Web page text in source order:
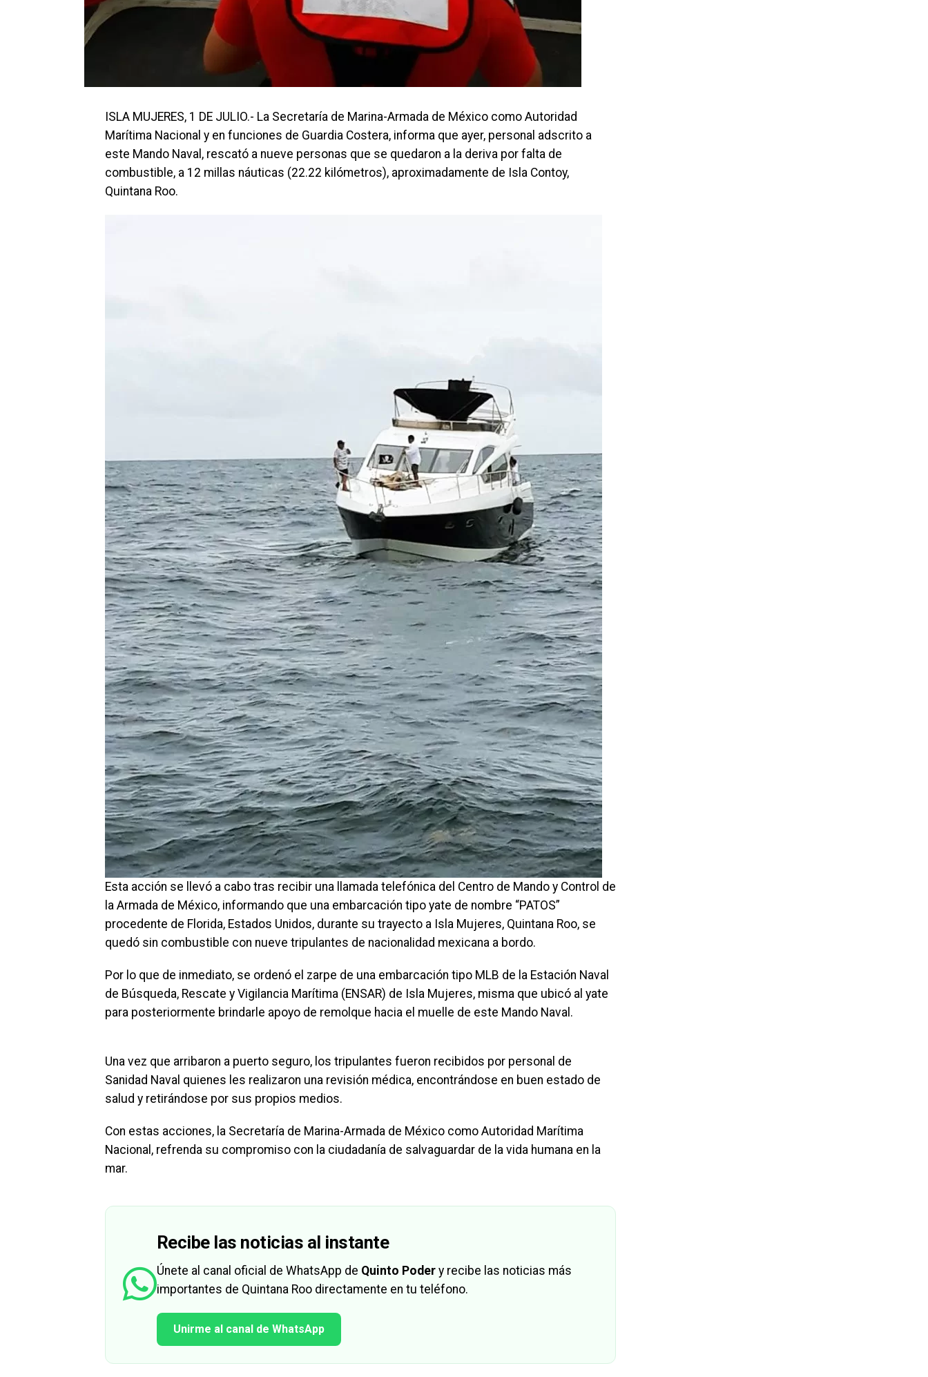
ISLA MUJERES, 1 DE JULIO.- La Secretaría de Marina-Armada de México como Autoridad
Marítima Nacional y en funciones de Guardia Costera, informa que ayer, personal adscrito a
este Mando Naval, rescató a nueve personas que se quedaron a la deriva por falta de
combustible, a 12 millas náuticas (22.22 kilómetros), aproximadamente de Isla Contoy,
Quintana Roo.
Esta acción se llevó a cabo tras recibir una llamada telefónica del Centro de Mando y Control de
la Armada de México, informando que una embarcación tipo yate de nombre “PATOS”
procedente de Florida, Estados Unidos, durante su trayecto a Isla Mujeres, Quintana Roo, se
quedó sin combustible con nueve tripulantes de nacionalidad mexicana a bordo.
Por lo que de inmediato, se ordenó el zarpe de una embarcación tipo MLB de la Estación Naval
de Búsqueda, Rescate y Vigilancia Marítima (ENSAR) de Isla Mujeres, misma que ubicó al yate
para posteriormente brindarle apoyo de remolque hacia el muelle de este Mando Naval.
Una vez que arribaron a puerto seguro, los tripulantes fueron recibidos por personal de
Sanidad Naval quienes les realizaron una revisión médica, encontrándose en buen estado de
salud y retirándose por sus propios medios.
Con estas acciones, la Secretaría de Marina-Armada de México como Autoridad Marítima
Nacional, refrenda su compromiso con la ciudadanía de salvaguardar de la vida humana en la
mar.
Recibe las noticias al instante
Únete al canal oficial de WhatsApp de Quinto Poder y recibe las noticias más
importantes de Quintana Roo directamente en tu teléfono.
Unirme al canal de WhatsApp